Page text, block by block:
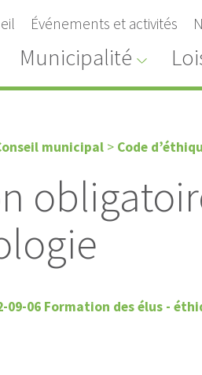
Événements et activités
Municipalité
municipal > Code
06 Formation des élus -